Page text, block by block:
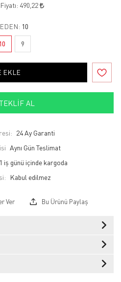
490,22
10
9
EKLE
TEKLIF AL
24 Ay Garanti
Aynı Gün Teslimat
1 iş günü içinde kargoda
Ver Bu Ürünü Paylaş